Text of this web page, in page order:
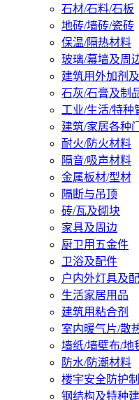
石材/石料/石板
地砖/墙砖/瓷砖
保温/隔热材料
玻璃/幕墙及周
建筑用外加剂
石灰/石膏及制
工业/生活/特种
建筑/家居各种
耐火/防火材料
隔音/吸声材料
金属板材/型材
隔断与吊顶
砖/瓦及砌块
家具及周边
厨卫用五金件
卫浴及配件
户内外灯具及
生活家居用品
建筑用粘合剂
室内暖气片/散
墙纸/墙壁布/地
防水/防潮材料
楼宇安全防护
钢结构及特种